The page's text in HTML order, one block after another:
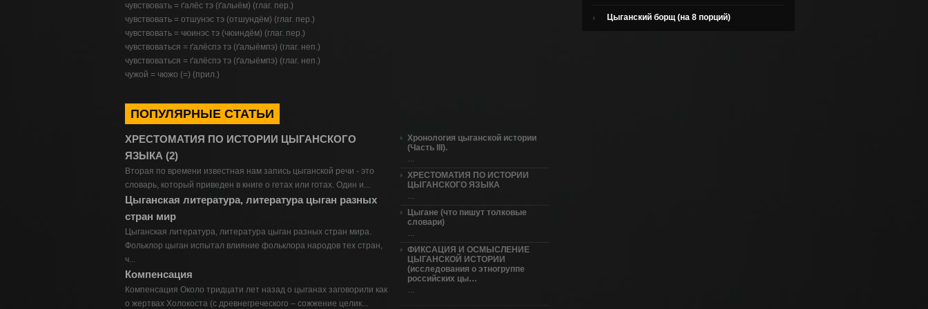
чувствовать = ґалёс тэ (ґалыём) (глаг. пер.)
чувствовать = отшунэс тэ (отшундём) (глаг. пер.)
чувствовать = чюинэс тэ (чюиндём) (глаг. пер.)
чувствоваться = ґалёспэ тэ (ґалыёмпэ) (глаг. неп.)
чувствоваться = ґалёспэ тэ (ґалыёмпэ) (глаг. неп.)
чужой = чюжо (=) (прил.)
ПОПУЛЯРНЫЕ СТАТЬИ
ХРЕСТОМАТИЯ ПО ИСТОРИИ ЦЫГАНСКОГО
ЯЗЫКА (2)
Вторая по времени известная нам запись цыганской речи - это
словарь, который приведен в книге о гетах или готах. Один и...
Цыганская литература, литература цыган разных
стран мир
Цыганская литература, литература цыган разных стран мира.
Фольклор цыган испытал влияние фольклора народов тех стран,
ч...
Компенсация
Компенсация Около тридцати лет назад о цыганах заговорили как
о жертвах Холокоста (с древнегреческого – сожжение целик...
Хронология цыганской истории
(Часть III).
ХРЕСТОМАТИЯ ПО ИСТОРИИ
ЦЫГАНСКОГО ЯЗЫКА
Цыгане (что пишут толковые
словари)
ФИКСАЦИЯ И ОСМЫСЛЕНИЕ
ЦЫГАНСКОЙ ИСТОРИИ
(исследования о этногруппе
российских цы…
Цыганский борщ (на 8 порций)